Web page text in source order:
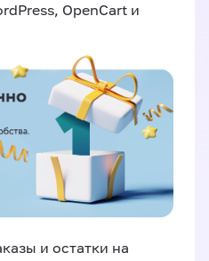
OpenCart и
и остатки на